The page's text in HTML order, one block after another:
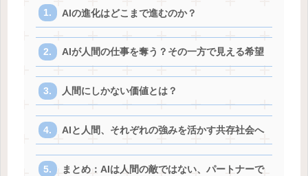
AIの進化はどこまで進むのか？
AIが人間の仕事を奪う？その一方で見える希望
人間にしかない価値とは？
AIと人間、それぞれの強みを活かす共存社会へ
まとめ：AIは人間の敵ではない、パートナーで